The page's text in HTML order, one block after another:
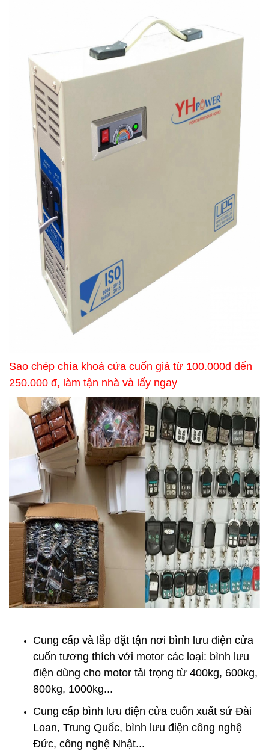
Sao chép chìa khoá cửa cuốn giá từ 100.000đ đến
250.000 đ, làm tận nhà và lấy ngay
Cung cấp và lắp đặt tận nơi bình lưu điện cửa
cuốn tương thích với motor các loại: bình lưu
điện dùng cho motor tải trọng từ 400kg, 600kg,
800kg, 1000kg...
Cung cấp bình lưu điện cửa cuốn xuất sứ Đài
Loan, Trung Quốc, bình lưu điện công nghệ
Đức, công nghệ Nhật...